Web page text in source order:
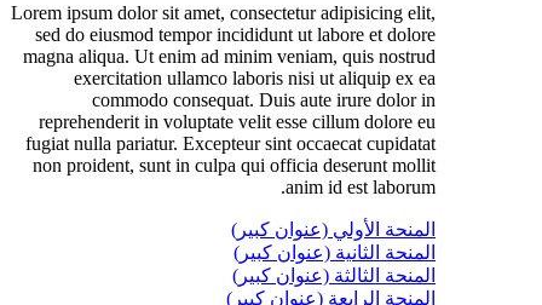
Lorem ipsum dolor sit amet, consectetur adipisicing elit,
sed do eiusmod tempor incididunt ut labore et dolore
magna aliqua. Ut enim ad minim veniam, quis nostrud
exercitation ullamco laboris nisi ut aliquip ex ea
commodo consequat. Duis aute irure dolor in
reprehenderit in voluptate velit esse cillum dolore eu
fugiat nulla pariatur. Excepteur sint occaecat cupidatat
non proident, sunt in culpa qui officia deserunt mollit
anim id est laborum.
المنحة الأولي (عنوان كبير)
المنحة الثانية (عنوان كبير)
المنحة الثالثة (عنوان كبير)
المنحة الرابعة (عنوان كبير)